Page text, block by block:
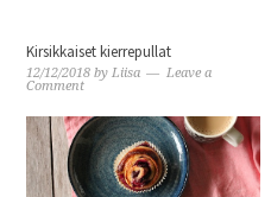
Kirsikkaiset kierrepullat
12/12/2018 byLiisa
Leave a
Comment